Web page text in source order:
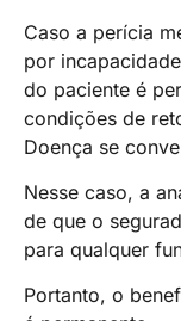
Caso a perícia
por
do paciente é
condições de
Doença se
Nesse caso, a
de que o
para qualquer
Portanto, o